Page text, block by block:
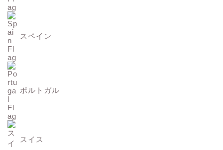
スペイン
ポルトガル
スイス